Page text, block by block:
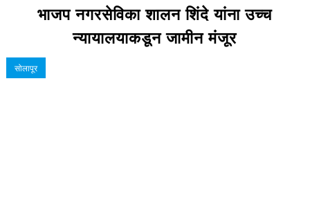
भाजप नगरसेविका शालन शिंदे यांना उच्च
न्यायालयाकडून जामीन मंजूर
सोलापूर